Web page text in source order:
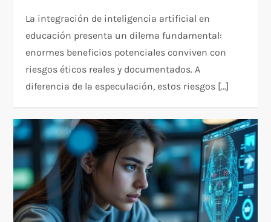
La integración de inteligencia artificial en
educación presenta un dilema fundamental:
enormes beneficios potenciales conviven con
riesgos éticos reales y documentados. A
diferencia de la especulación, estos riesgos […]